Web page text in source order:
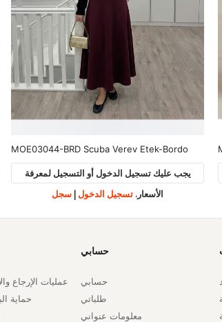
MOE03044-BRD Scuba Verev Etek-Bordo
يجب عليك تسجيل الدخول أو التسجيل لمعرفة
الأسعار. تسجيل الدخول | سجل
عمليات الإرجاع
حماية
حسابي
حسابي
طلباتي
معلومات عنواني